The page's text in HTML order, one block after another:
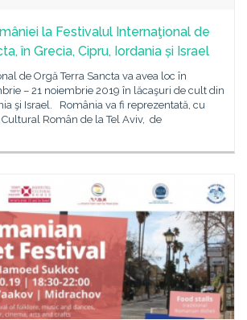
la Festivalul Internaţional de
în Grecia, Cipru, Iordania și Israel
de Orgă Terra Sancta va avea loc în
– 21 noiembrie 2019 în lăcaşuri de cult din
şi Israel. România va fi reprezentată, cu
Român de la Tel Aviv, de